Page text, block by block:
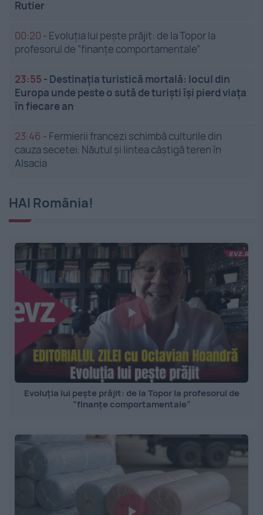
Rutier
00:20 - Evoluția lui pește prăjit: de la Topor la
profesorul de ”finanțe comportamentale”
23:55 - Destinația turistică mortală: locul din
Europa unde peste o sută de turiști își pierd viața
în fiecare an
23:46 - Fermierii francezi schimbă culturile din
cauza secetei. Năutul și lintea câștigă teren în
Alsacia
HAI România!
Evoluția lui pește prăjit: de la Topor la profesorul de
”finanțe comportamentale”